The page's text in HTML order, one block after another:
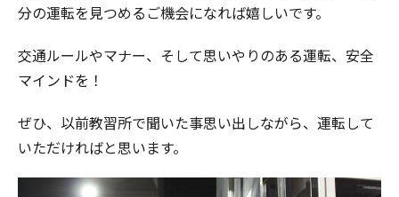
分の運転を見つめるご機会になれば嬉しいです。
交通ルールやマナー、そして思いやりのある運転、安全
マインドを！
ぜひ、以前教習所で聞いた事思い出しながら、運転して
いただければと思います。